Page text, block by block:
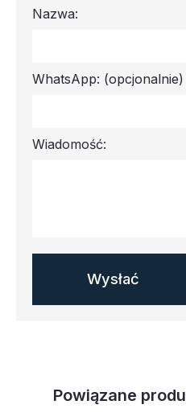
Nazwa:
WhatsApp: (opcjonalnie)
Wiadomość:
Powiązane